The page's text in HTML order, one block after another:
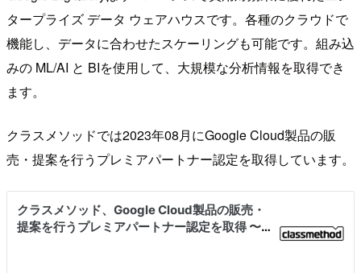
タープライズ データ ウェアハウスです。各種のクラウドで
機能し、データに合わせたスケーリングも可能です。組み込
みの ML/AI と BIを使用して、大規模な分析情報を取得でき
ます。
クラスメソッドでは2023年08月にGoogle Cloud製品の販
売・提案を行うプレミアパートナー認定を取得しています。